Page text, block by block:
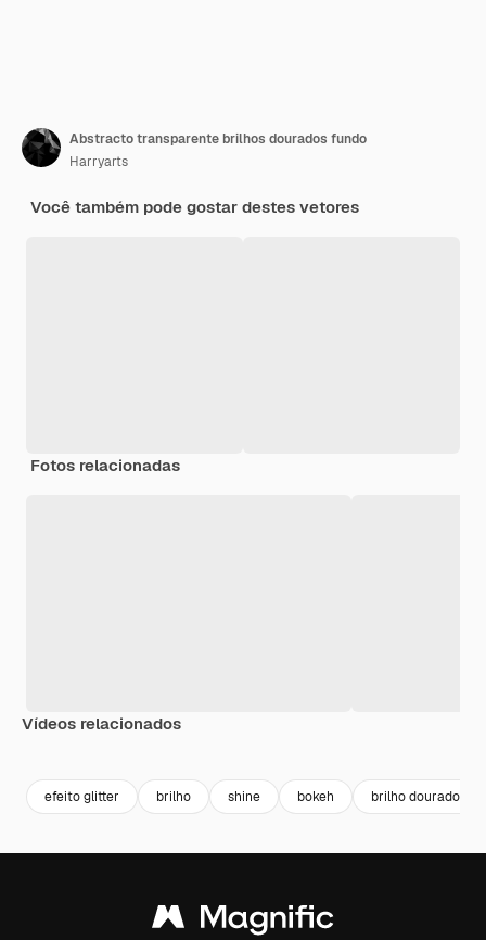
Abstracto transparente brilhos dourados fundo
Harryarts
Você também pode gostar destes vetores
Fotos relacionadas
Vídeos relacionados
efeito glitter brilho shine bokeh brilho dourado